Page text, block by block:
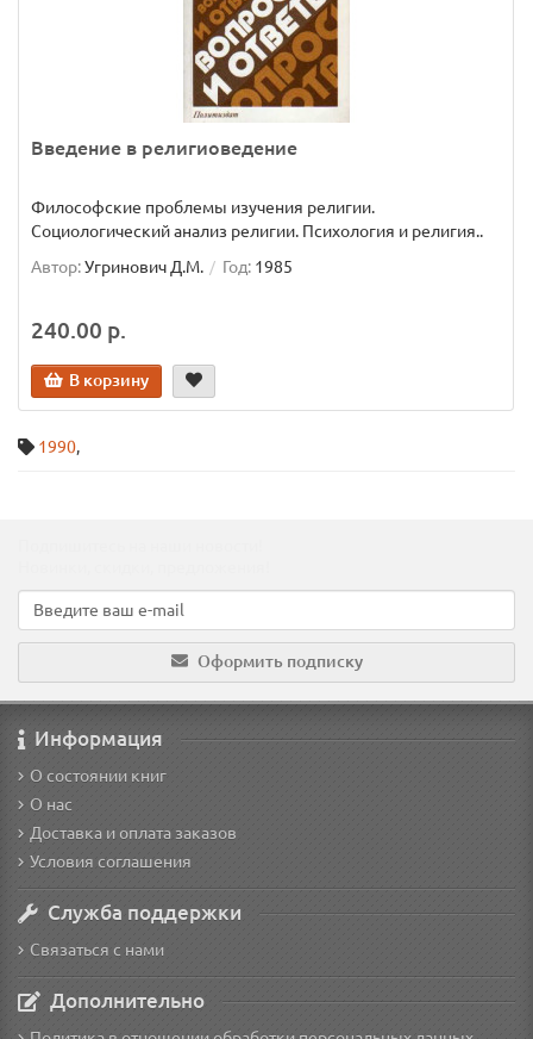
Введение в религиоведение
Философские проблемы изучения религии.
Социологический анализ религии. Психология и религия..
Автор:Угринович Д.М. Год: 1985
240.00 р.
В корзину
1990,
Оформить подписку
Информация
О состоянии книг
О нас
Доставка и оплата заказов
Условия соглашения
Служба поддержки
Связаться с нами
Дополнительно